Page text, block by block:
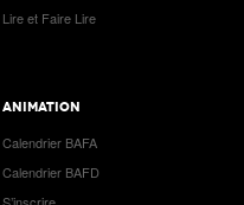
Lire et Faire Lire
ANIMATION
Calendrier BAFA
Calendrier BAFD